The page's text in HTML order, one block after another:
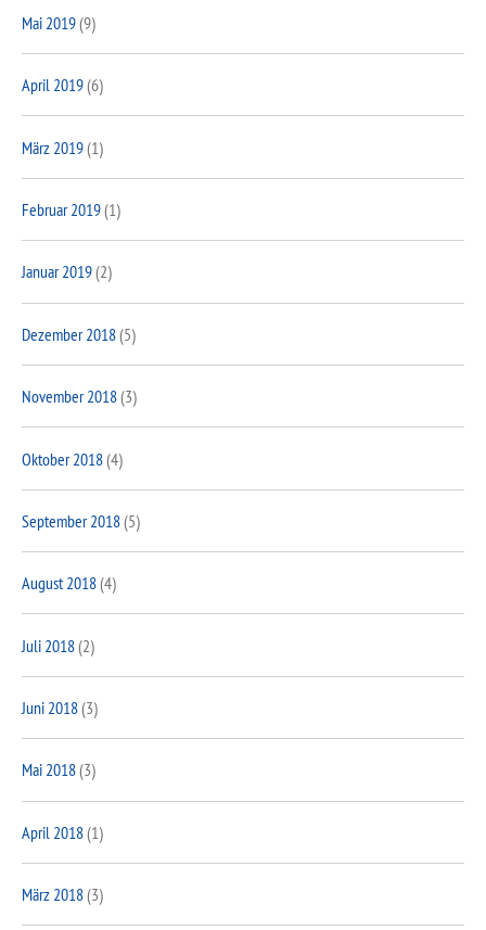
Mai 2019(9)
April 2019(6)
März 2019(1)
Februar 2019(1)
Januar 2019(2)
Dezember 2018(5)
November 2018(3)
Oktober 2018(4)
September 2018(5)
August 2018(4)
Juli 2018(2)
Juni 2018(3)
Mai 2018(3)
April 2018(1)
März 2018(3)